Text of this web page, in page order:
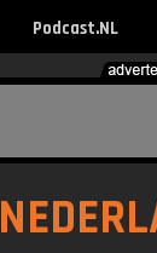
Podcast.NL